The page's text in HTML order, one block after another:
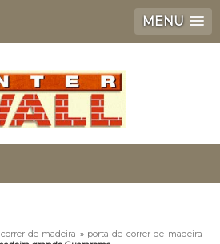
MENU
de madeira » porta de correr de madeira